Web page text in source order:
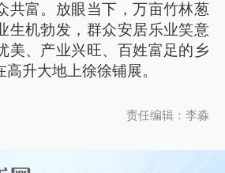
共富。放眼当下，万亩竹林葱
生机勃发，群众安居乐业笑意
美、产业兴旺、百姓富足的乡
升大地上徐徐铺展。
责任编辑：李淼